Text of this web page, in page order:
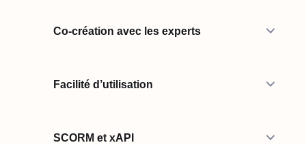
Co-création avec les experts
Facilité d’utilisation
SCORM et xAPI